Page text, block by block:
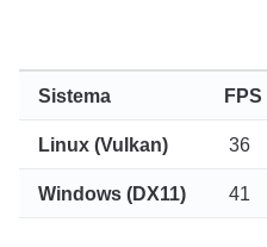
Sistema
Linux (Vulkan) 36
Windows (DX11) 41